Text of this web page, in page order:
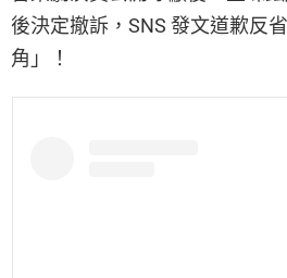
後決定撤訴，SNS 發文道歉反
角」！